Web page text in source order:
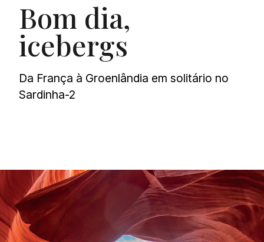
Bom dia,
icebergs
Da França à Groenlândia em solitário no
Sardinha-2